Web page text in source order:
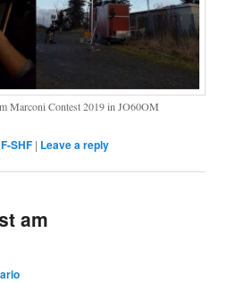
Marconi Contest 2019 in JO60OM
SHF | Leave a reply
am